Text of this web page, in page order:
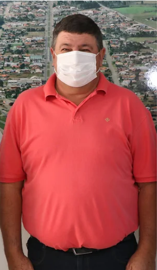
Estado Mais uma remessa com 218,5
mil doses da vacina contra a Covid-
chegou a Santa Catarina na tarde
desta quinta-feira, 29. São 4...